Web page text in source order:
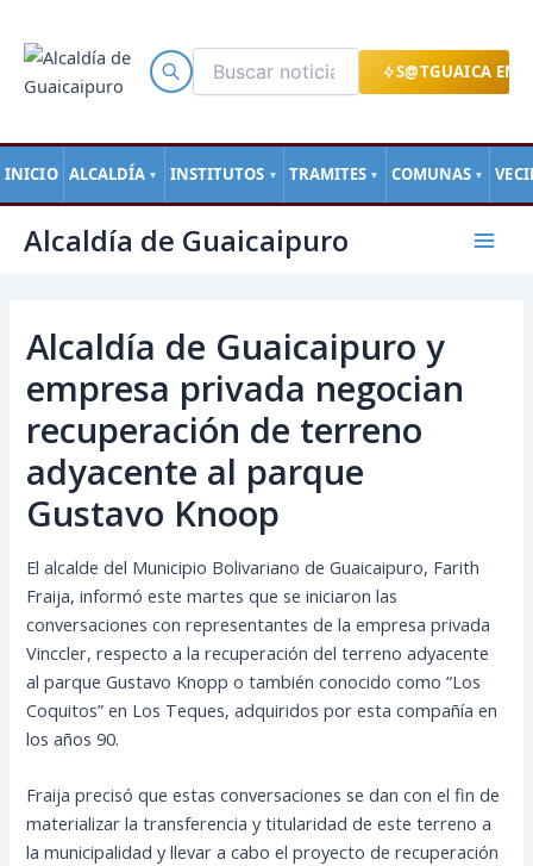
S@TGUAICA EN
INICIO ALCALDÍA ▼ INSTITUTOS ▼ TRAMITES ▼ COMUNAS ▼
contenido
Alcaldía de Guaicaipuro
Main
Alcaldía de Guaicaipuro y
empresa privada negocian
recuperación de terreno
adyacente al parque
Gustavo Knoop
El alcalde del Municipio Bolivariano de Guaicaipuro, Farith
Fraija, informó este martes que se iniciaron las
conversaciones con representantes de la empresa privada
Vinccler, respecto a la recuperación del terreno adyacente
al parque Gustavo Knopp o también conocido como “Los
Coquitos” en Los Teques, adquiridos por esta compañía en
los años 90.
Fraija precisó que estasconversaciones se dan con el fin de
materializar la transferencia y titularidad de este terreno a
la municipalidad y llevar a cabo el proyecto de recuperación
de